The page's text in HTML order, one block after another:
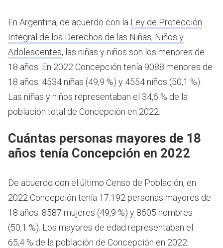
En Argentina, de acuerdo con la Ley de Protección
Integral de los Derechos de las Niñas, Niños y
Adolescentes, las niñas y niños son los menores de
18 años. En 2022 Concepción tenía 9088 menores de
18 años: 4534 niñas (49,9 %) y 4554 niños (50,1 %).
Las niñas y niños representaban el 34,6 % de la
población total de Concepción en 2022.
Cuántas personas mayores de 18
años tenía Concepción en 2022
De acuerdo con el último Censo de Población, en
2022 Concepción tenía 17.192 personas mayores de
18 años: 8587 mujeres (49,9 %) y 8605 hombres
(50,1 %). Los mayores de edad representaban el
65,4 % de la población de Concepción en 2022.